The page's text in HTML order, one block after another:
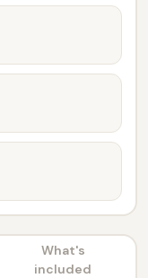
What's
included